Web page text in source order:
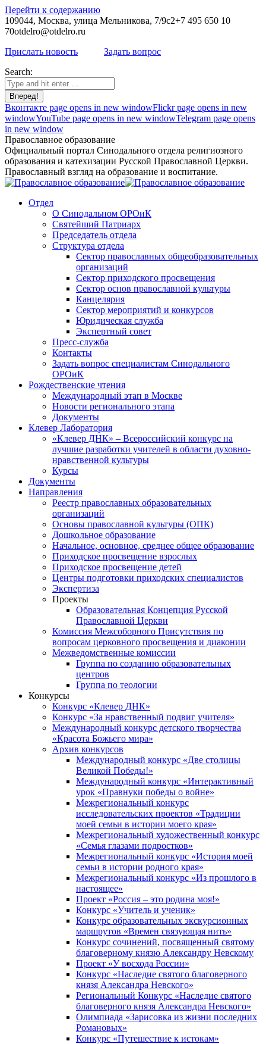
Перейти к содержанию
109044, Москва, улица Мельникова, 7/9с2+7 495 650 10
70otdelro@otdelro.ru
Прислать новость
Задать вопрос
Search:
Вконтакте page opens in new windowFlickr page opens in new
windowYouTube page opens in new windowTelegram page opens
in new window
Православное образование
Официальный портал Синодального отдела религиозного
образования и катехизации Русской Православной Церкви.
Православный взгляд на образование и воспитание.
Отдел
О Синодальном ОРОиК
Святейший Патриарх
Председатель отдела
Структура отдела
Сектор православных общеобразовательных
организаций
Сектор приходского просвещения
Сектор основ православной культуры
Канцелярия
Сектор мероприятий и конкурсов
Юридическая служба
Экспертный совет
Пресс-служба
Контакты
Задать вопрос специалистам Синодального
ОРОиК
Рождественские чтения
Международный этап в Москве
Новости регионального этапа
Документы
Клевер Лаборатория
«Клевер ДНК» – Всероссийский конкурс на
лучшие разработки учителей в области духовно-
нравственной культуры
Курсы
Документы
Направления
Реестр православных образовательных
организаций
Основы православной культуры (ОПК)
Дошкольное образование
Начальное, основное, среднее общее образование
Приходское просвещение взрослых
Приходское просвещение детей
Центры подготовки приходских специалистов
Экспертиза
Проекты
Образовательная Концепция Русской
Православной Церкви
Комиссия Межсоборного Присутствия по
вопросам церковного просвещения и диаконии
Межведомственные комиссии
Группа по созданию образовательных
центров
Группа по теологии
Конкурсы
Конкурс «Клевер ДНК»
Конкурс «За нравственный подвиг учителя»
Международный конкурс детского творчества
«Красота Божьего мира»
Архив конкурсов
Международный конкурс «Две столицы
Великой Победы!»
Международный конкурс «Интерактивный
урок «Правнуки победы о войне»
Межрегиональный конкурс
исследовательских проектов «Традиции
моей семьи в истории моего края»
Межрегиональный художественный конкурс
«Семья глазами подростков»
Межрегиональный конкурс «История моей
семьи в истории родного края»
Межрегиональный конкурс «Из прошлого в
настоящее»
Проект «Россия – это родина моя!»
Конкурс «Учитель и ученик»
Конкурс образовательных экскурсионных
маршрутов «Времен связующая нить»
Конкурс сочинений, посвященный святому
благоверному князю Александру Невскому
Проект «У восхода России»
Конкурс «Наследие святого благоверного
князя Александра Невского»
Региональный Конкурс «Наследие святого
благоверного князя Александра Невского»
Олимпиада «Зарисовка из жизни последних
Романовых»
Конкурс «Путешествие к истокам»